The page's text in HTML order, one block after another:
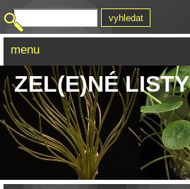
ZEL(E)NÉ LISTY
menu